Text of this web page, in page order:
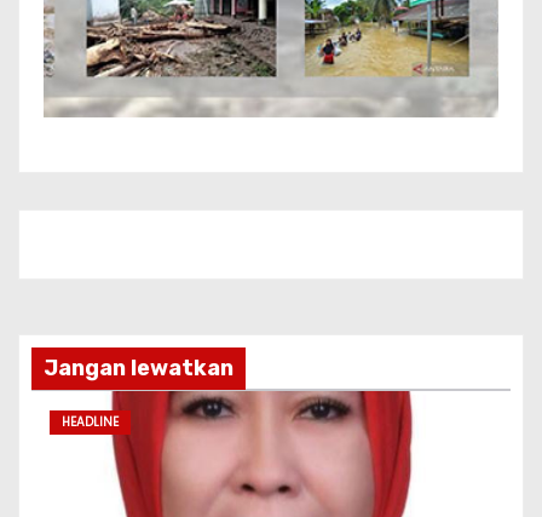
Jangan lewatkan
HEADLINE